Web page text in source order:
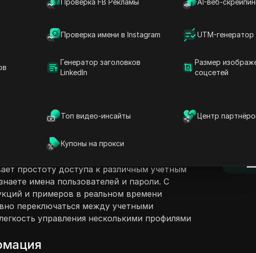
Проверка FB Рекламы AI-веб-
Проверка имени в Instagram UTM-генератор
Генератор заголовков
LinkedIn
Размер
соцсетей
Топ видео-инсайты Центр
Купоны на прокси
Задайте вопросы об этой странице
Рэтлифф знакомит зрителей с процессом
несколько учетных записей Facebook на
получить доступ к двум учетным
подход, объясняя, как открывать новые
простоту доступа к различным учетным
имена пользователей и пароли. С
и примеров в реальном времени
переключаться между учетными
управления несколькими профилями